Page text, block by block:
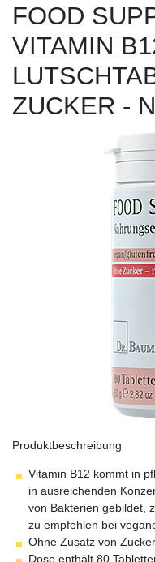
FOOD
VITAMIN
ZUCKER -
Produktbeschreibung
Vitamin B12 kommt in
in ausreichenden
von Bakterien gebildet,
zu empfehlen bei
Ohne Zusatz von
Dose enthält 80